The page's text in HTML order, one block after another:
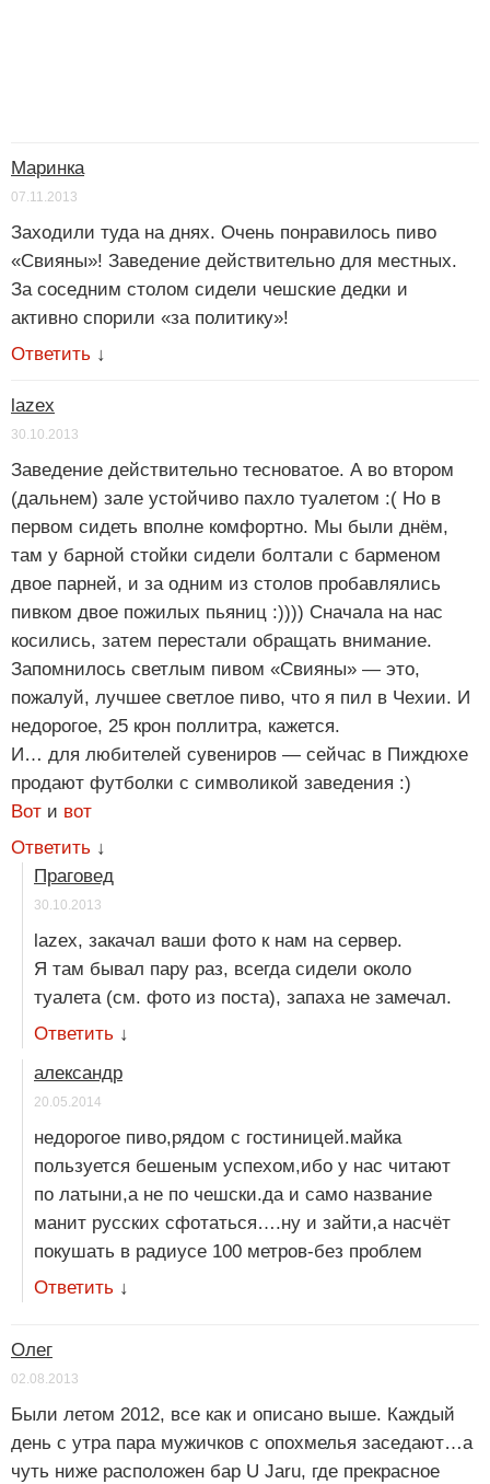
Маринка
07.11.2013
Заходили туда на днях. Очень понравилось пиво
«Свияны»! Заведение действительно для местных.
За соседним столом сидели чешские дедки и
активно спорили «за политику»!
Ответить ↓
lazex
30.10.2013
Заведение действительно тесноватое. А во втором
(дальнем) зале устойчиво пахло туалетом :( Но в
первом сидеть вполне комфортно. Мы были днём,
там у барной стойки сидели болтали с барменом
двое парней, и за одним из столов пробавлялись
пивком двое пожилых пьяниц :)))) Сначала на нас
косились, затем перестали обращать внимание.
Запомнилось светлым пивом «Свияны» — это,
пожалуй, лучшее светлое пиво, что я пил в Чехии. И
недорогое, 25 крон поллитра, кажется.
И… для любителей сувениров — сейчас в Пиждюхе
продают футболки с символикой заведения :)
Вот и вот
Ответить ↓
Праговед
30.10.2013
lazex, закачал ваши фото к нам на сервер.
Я там бывал пару раз, всегда сидели около
туалета (см. фото из поста), запаха не замечал.
Ответить ↓
александр
20.05.2014
недорогое пиво,рядом с гостиницей.майка
пользуется бешеным успехом,ибо у нас читают
по латыни,а не по чешски.да и само название
манит русских сфотаться….ну и зайти,а насчёт
покушать в радиусе 100 метров-без проблем
Ответить ↓
Олег
02.08.2013
Были летом 2012, все как и описано выше. Каждый
день с утра пара мужичков с опохмелья заседают…а
чуть ниже расположен бар U Jaru, где прекрасное